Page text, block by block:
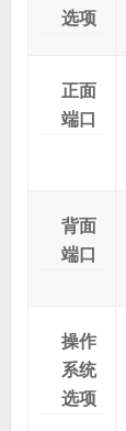
选项
正面
端口
背面
端口
操作
系统
选项